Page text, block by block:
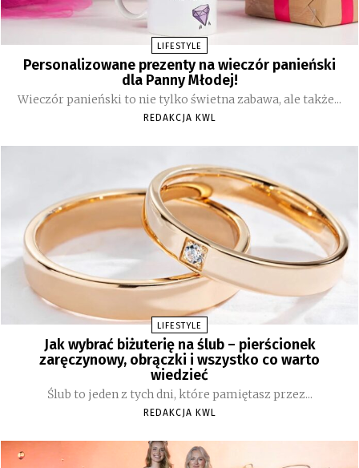
LIFESTYLE
Personalizowane prezenty na wieczór panieński
dla Panny Młodej!
Wieczór panieński to nie tylko świetna zabawa, ale także...
REDAKCJA KWL
LIFESTYLE
Jak wybrać biżuterię na ślub – pierścionek
zaręczynowy, obrączki i wszystko co warto
wiedzieć
Ślub to jeden z tych dni, które pamiętasz przez...
REDAKCJA KWL